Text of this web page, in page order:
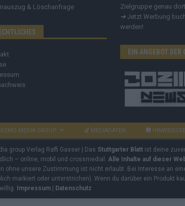
& Löschanfrage
Zielgruppe genau
➔ Jetzt Werbung
werden!
EIN ANGEBOT DER
MEDIA GROUP MEDIADATEN
group Verlag Raffi Gasser | Das Stuttgarter Blatt ist deine
– online, mobil und crossmedial. Alle Inhalte auf dieser
ohne unsere Zustimmung ist nicht erlaubt. Bei Interesse an
markiert oder unterstrichen). Wenn du darüber ein Produkt
Impressum Datenschutz